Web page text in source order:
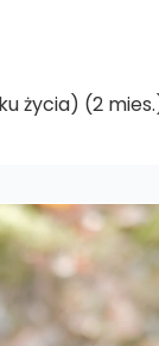
życia) (2